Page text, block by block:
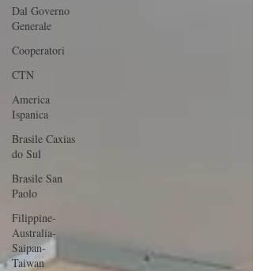
Dal Governo
Generale
Cooperatori
CTN
America
Ispanica
Brasile Caxias
do Sul
Brasile San
Paolo
Filippine-
Australia-
Saipan-
Taiwan